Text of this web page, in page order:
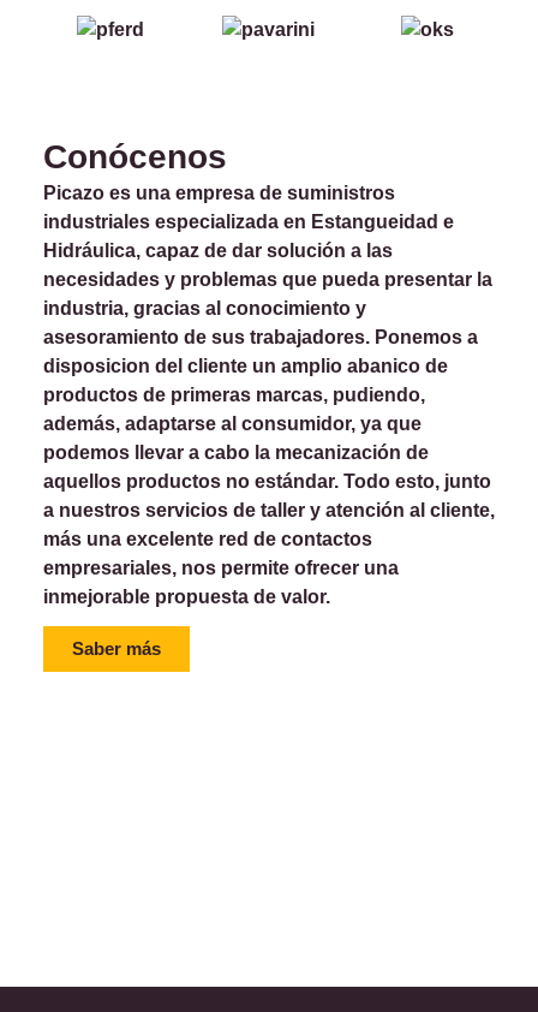
Conócenos
Picazo es una empresa de suministros
industriales especializada en Estangueidad e
Hidráulica, capaz de dar solución a las
necesidades y problemas que pueda presentar la
industria, gracias al conocimiento y
asesoramiento de sus trabajadores. Ponemos a
disposicion del cliente un amplio abanico de
productos de primeras marcas, pudiendo,
además, adaptarse al consumidor, ya que
podemos llevar a cabo la mecanización de
aquellos productos no estándar. Todo esto, junto
a nuestros servicios de taller y atención al cliente,
más una excelente red de contactos
empresariales, nos permite ofrecer una
inmejorable propuesta de valor.
Saber más